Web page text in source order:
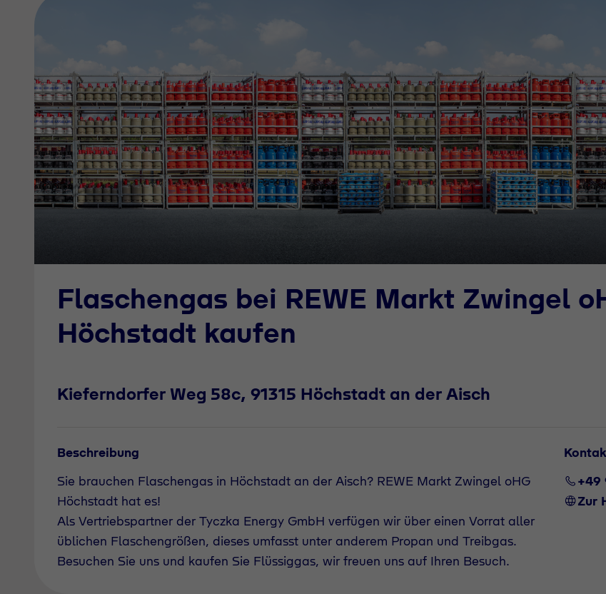
Flaschengas bei REWE Markt Zwingel
Höchstadt kaufen
Kieferndorfer Weg 58c, 91315 Höchstadt an der Aisch
Beschreibung
Sie brauchen Flaschengas in Höchstadt an der Aisch? REWE Markt Zwingel oHG
Höchstadt hat es!
Als Vertriebspartner der Tyczka Energy GmbH verfügen wir über einen Vorrat aller
üblichen Flaschengrößen, dieses umfasst unter anderem Propan und Treibgas.
Besuchen Sie uns und kaufen Sie Flüssiggas, wir freuen uns auf Ihren Besuch.
+49
Zur